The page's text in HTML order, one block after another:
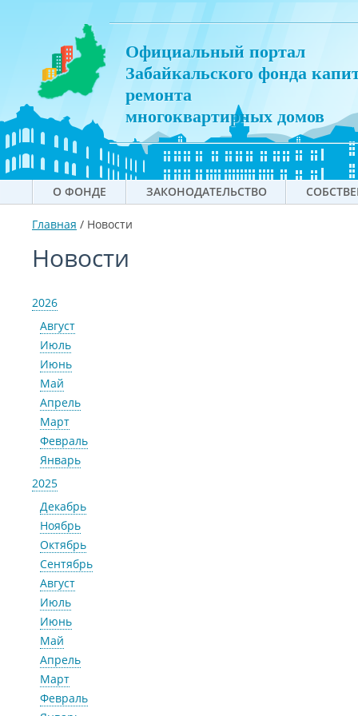
Официальный портал
Забайкальского фонда
ремонта
многоквартирных домов
О ФОНДЕ ЗАКОНОДАТЕЛЬСТВО
Главная / Новости
Новости
2026
Август
Июль
Июнь
Май
Апрель
Март
Февраль
Январь
2025
Декабрь
Ноябрь
Октябрь
Сентябрь
Август
Июль
Июнь
Май
Апрель
Март
Февраль